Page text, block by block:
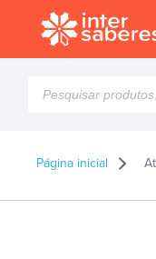
produtos
Página inicial